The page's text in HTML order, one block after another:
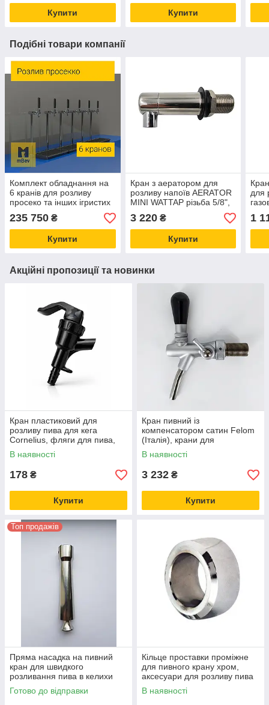
Купити Купити
Подібні товари компанії
Комплект обладнання на
6 кранів для розливу
просеко та інших ігристих
235 750 ₴
Купити
Кран з аератором для
розливу напоїв AERATOR
MINI WATTAP різьба 5/8",
3 220₴
Купити
для
1
Акційні пропозиції та новинки
Кран пластиковий для
розливу пива для кега
Cornelius, фляги для пива,
мінікега
В наявності
178 ₴
Купити
Кран пивний із
компенсатором сатин Felom
(Італія), крани для
розливного пива на пивну
колону або кегу
В наявності
3 232 ₴
Купити
Топ продажів
Пряма насадка на пивний
кран для швидкого
розливання пива в келихи
TurboTap ТурбоТап
Готово до відправки
Кільце проставки проміжне
для пивного крану хром,
аксесуари для розливу пива
В наявності